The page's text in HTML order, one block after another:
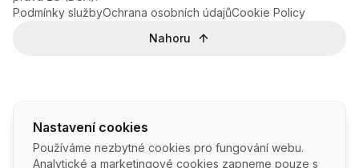
Nastavení cookies
Používáme nezbytné cookies pro fungování webu.
Analytické a marketingové cookies zapneme pouze s
Podmínky službyOchrana osobních údajůCookie Policy
Nahoru